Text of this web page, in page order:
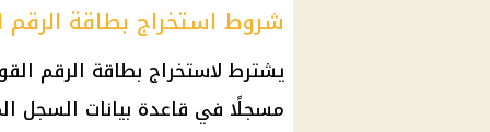
شروط استخراج بطاقة
يشترط لاستخراج بطاقة الرقم
مسجلًا في قاعدة بيانات السجل